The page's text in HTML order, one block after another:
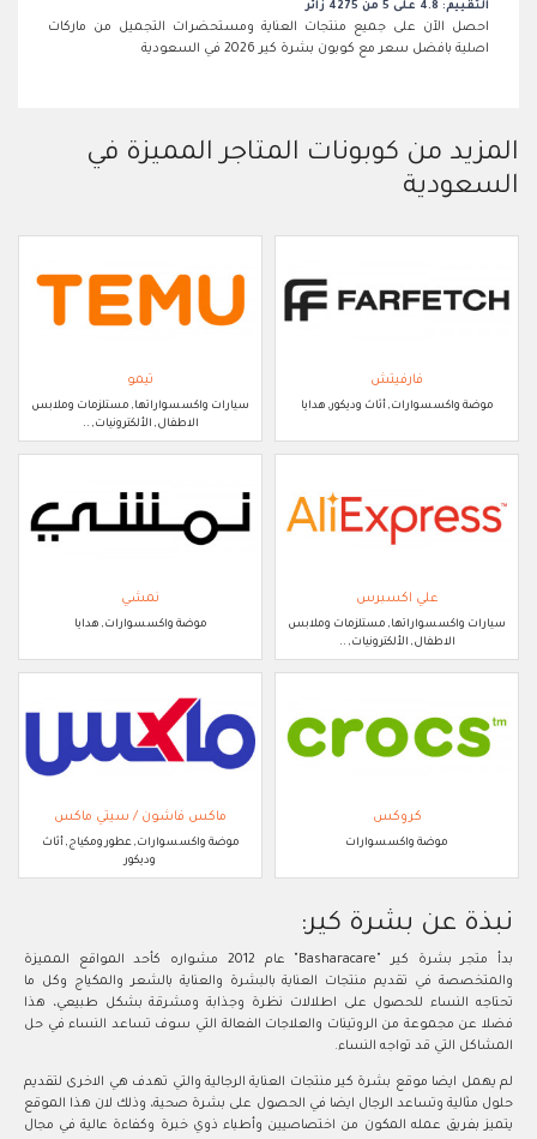
التقييم: 4.8 على 5 من 4275 زائر
احصل الآن على جميع منتجات العناية ومستحضرات التجميل من ماركات
اصلية بافضل سعر مع كوبون بشرة كير 2026 في السعودية
المزيد من كوبونات المتاجر المميزة في
السعودية
فارفيتش
موضة واكسسوارات, أثاث وديكور, هدايا
تيمو
سيارات واكسسواراتها, مستلزمات وملابس
الاطفال, الألكترونيات, ..
علي اكسبرس
سيارات واكسسواراتها, مستلزمات وملابس
الاطفال, الألكترونيات, ..
نمشي
موضة واكسسوارات, هدايا
كروكس
موضة واكسسوارات
ماكس فاشون / سيتي ماكس
موضة واكسسوارات, عطور ومكياج, أثاث
وديكور
نبذة عن بشرة كير:
بدأ متجر بشرة كير "Basharacare" عام 2012 مشواره كأحد المواقع المميزة
والمتخصصة في تقديم منتجات العناية بالبشرة والعناية بالشعر والمكياج وكل ما
تحتاجه النساء للحصول على اطلالات نظرة وجذابة ومشرقة بشكل طبيعي، هذا
فضلا عن مجموعة من الروتينات والعلاجات الفعالة التي سوف تساعد النساء في حل
المشاكل التي قد تواجه النساء.
لم يهمل ايضا موقع بشرة كير منتجات العناية الرجالية والتي تهدف هي الاخرى لتقديم
حلول مثالية وتساعد الرجال ايضا في الحصول على بشرة صحية، وذلك لان هذا الموقع
يتميز بفريق عمله المكون من اختصاصيين وأطباء ذوي خبرة وكفاءة عالية في مجال